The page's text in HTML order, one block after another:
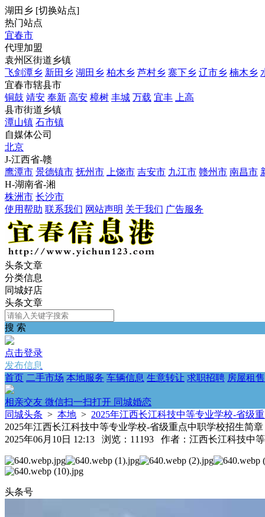
湖田乡 [切换站点]
热门站点
宜春市
代理加盟
袁州区街道乡镇
飞剑潭乡 新田乡 湖田乡 柏木乡 芦村乡 寨下乡 辽市乡 楠木乡
宜春市辖县市
铜鼓 靖安 奉新 高安 樟树 丰城 万载 宜丰
上高
县市街道乡镇
潭山镇 石市镇
自媒体公司
北京
J-江西省-赣
鹰潭市 景德镇市 抚州市 上饶市 吉安市 九江市 赣州市 南昌市
H-湖南省-湘
株洲市 长沙市
使用帮助 联系我们 网站声明 关于我们 广告服务
头条文章
分类信息
同城好店
头条文章
搜 索
点击登录
发布信息
首页 二手市场 本地服务 车辆信息 生意转让 求职招聘 房屋租售
相亲交友 微信扫一扫打开 同城婚恋
同城头条 > 本地 > 2025年江西长江科技中等专业学校-省级
2025年江西长江科技中等专业学校-省级重点中职学校招生简章
2025年06月10日 12:13 浏览：11193 作者：江西长江科技中
头条号